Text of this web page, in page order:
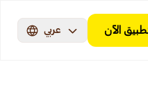
الآن عربي